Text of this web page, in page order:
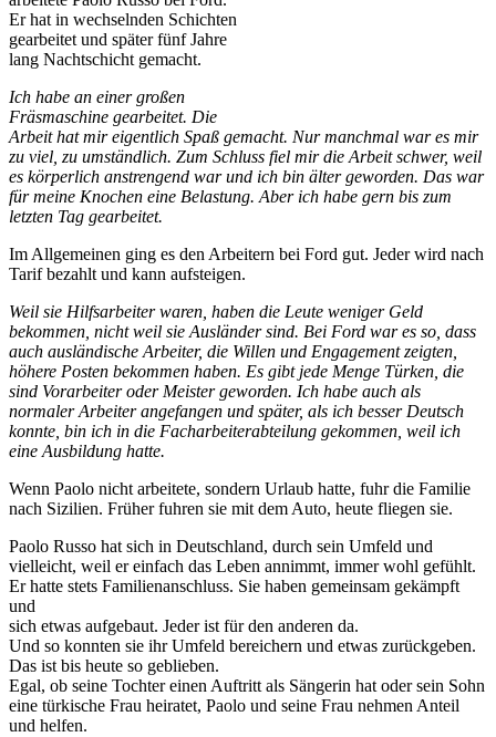
Er hat in wechselnden Schichten
gearbeitet und später fünf Jahre
lang Nachtschicht gemacht.
Ich habe an einer großen
Fräsmaschine gearbeitet. Die
Arbeit hat mir eigentlich Spaß gemacht. Nur manchmal war es mir
zu viel, zu umständlich. Zum Schluss fiel mir die Arbeit schwer, weil
es körperlich anstrengend war und ich bin älter geworden. Das war
für meine Knochen eine Belastung. Aber ich habe gern bis zum
letzten Tag gearbeitet.
Im Allgemeinen ging es den Arbeitern bei Ford gut. Jeder wird nach
Tarif bezahlt und kann aufsteigen.
Weil sie Hilfsarbeiter waren, haben die Leute weniger Geld
bekommen, nicht weil sie Ausländer sind. Bei Ford war es so, dass
auch ausländische Arbeiter, die Willen und Engagement zeigten,
höhere Posten bekommen haben. Es gibt jede Menge Türken, die
sind Vorarbeiter oder Meister geworden. Ich habe auch als
normaler Arbeiter angefangen und später, als ich besser Deutsch
konnte, bin ich in die Facharbeiterabteilung gekommen, weil ich
eine Ausbildung hatte.
Wenn Paolo nicht arbeitete, sondern Urlaub hatte, fuhr die Familie
nach Sizilien. Früher fuhren sie mit dem Auto, heute fliegen sie.
Paolo Russo hat sich in Deutschland, durch sein Umfeld und
vielleicht, weil er einfach das Leben annimmt, immer wohl gefühlt.
Er hatte stets Familienanschluss. Sie haben gemeinsam gekämpft
und
sich etwas aufgebaut. Jeder ist für den anderen da.
Und so konnten sie ihr Umfeld bereichern und etwas zurückgeben.
Das ist bis heute so geblieben.
Egal, ob seine Tochter einen Auftritt als Sängerin hat oder sein Sohn
eine türkische Frau heiratet, Paolo und seine Frau nehmen Anteil
und helfen.